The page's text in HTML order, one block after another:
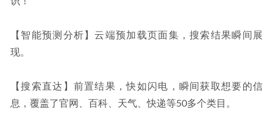
【智能预测分析】云端预加载页面集，搜索结果瞬间展
现。
【搜索直达】前置结果，快如闪电，瞬间获取想要的信
息，覆盖了官网、百科、天气、快递等50多个类目。